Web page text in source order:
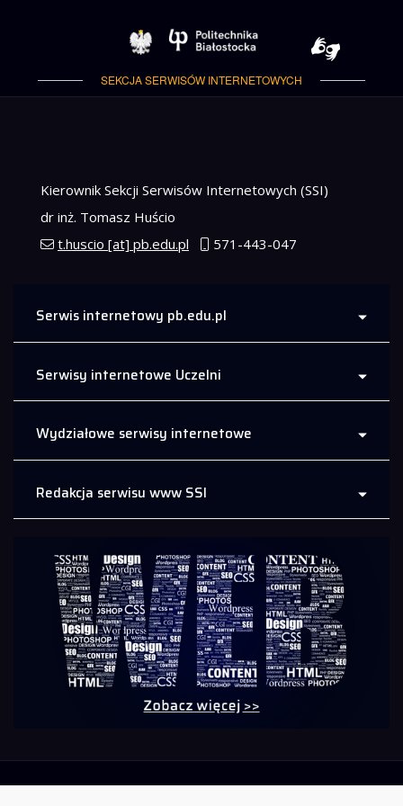
Politechnika
SEKCJA SERWISÓW INTERNETOWYCH
Sekcja Serwisów Internetowych
Kierownik Sekcji Serwisów Internetowych (SSI)
dr inż. Tomasz Huścio
t.huscio [at] pb.edu.pl
571-443-047
Serwis internetowy pb.edu.pl
Serwisy internetowe Uczelni
Wydziałowe serwisy internetowe
Redakcja serwisu www SSI